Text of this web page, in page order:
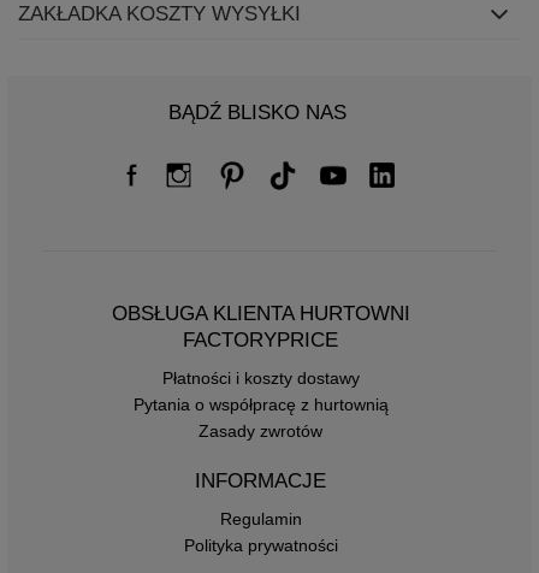
ZAKŁADKA KOSZTY WYSYŁKI
BĄDŹ BLISKO NAS
OBSŁUGA KLIENTA HURTOWNI
FACTORYPRICE
Płatności i koszty dostawy
Pytania o współpracę z hurtownią
Zasady zwrotów
INFORMACJE
Regulamin
Polityka prywatności